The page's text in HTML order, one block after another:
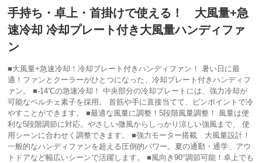
手持ち・卓上・首掛けで使える！ 大風量+急
速冷却 冷却プレート付き大風量ハンディファ
ン
■大風量+急速冷却！冷却プレート付きハンディファン！ 暑い日に最
適！ファンとクーラーがひとつになった、冷却プレート付きハンディフ
ァン。 ■-14℃の急速冷却！ 中央部分の冷却プレートには、強力冷却が
可能なペルチェ素子を採用。 首筋や手に直接当てて、ピンポイントで冷
やすことができます。 ■最適な風量に調整！5段階風量調整！ 風量は便
利な5段階調節に対応。やさしい微風からしっかり涼しい強風まで、 使
用シーンに合わせく調整できます。 ■強力モーター搭載 大風量設計！
一般的なハンディファンを超える圧倒的パワー。夏の通勤・通学、アウ
トドアなど幅広いシーンで活躍します。 ■風向き90°調節可能！卓上でも